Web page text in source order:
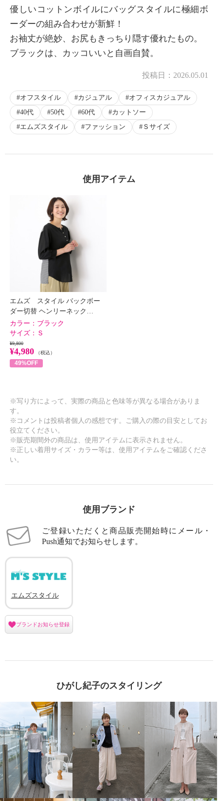
優しいコットンボイルにバッグスタイルに極細ボ
ーダーの組み合わせが新鮮！
お袖丈が絶妙、お尻もきっちり隠す優れたもの。
ブラックは、カッコいいと自画自賛。
投稿日： 2026.05.01
オフスタイル カジュアル
オフィスカジュアル
40代
50代 60代
カットソー
エムズスタイル
ファッション Ｓサイズ
使用アイテム
エムズ スタイル バックボー
ダー切替 ヘンリーネック…
カラー： ブラック
サイズ： Ｓ
¥9,800
¥4,980 （税込）
49%OFF
※写り方によって、実際の商品と色味等が異なる場合がありま
す。
※コメントは投稿者個人の感想です。ご購入の際の目安としてお
役立てください。
※販売期間外の商品は、使用アイテムに表示されません。
※正しい着用サイズ・カラー等は、使用アイテムをご確認くださ
い。
使用ブランド
ご登録いただくと商品販売開始時にメール・
Push通知でお知らせします。
エムズスタイル
ブランドお知らせ登録
ひがし紀子のスタイリング